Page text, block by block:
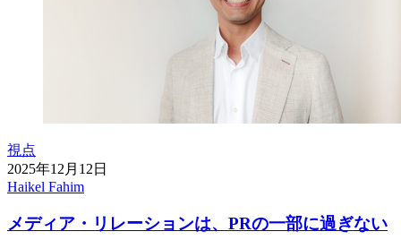
視点
2025年12月12日
Haikel Fahim
メディア・リレーションは、PRの一部に過ぎない